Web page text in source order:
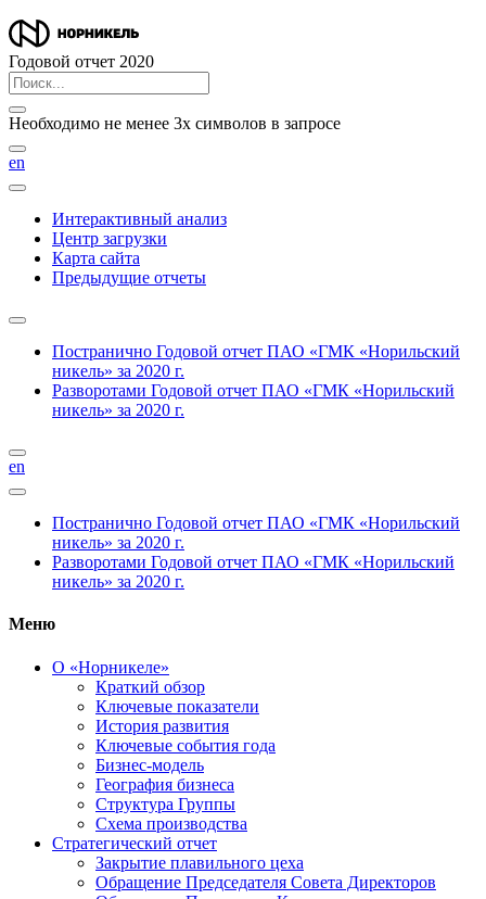
Годовой отчет 2020
Необходимо не менее 3х символов в запросе
en
Интерактивный анализ
Центр загрузки
Карта сайта
Предыдущие отчеты
Постранично Годовой отчет ПАО «ГМК «Норильский
никель» за 2020 г.
Разворотами Годовой отчет ПАО «ГМК «Норильский
никель» за 2020 г.
en
Постранично Годовой отчет ПАО «ГМК «Норильский
никель» за 2020 г.
Разворотами Годовой отчет ПАО «ГМК «Норильский
никель» за 2020 г.
Меню
О «Норникеле»
Краткий обзор
Ключевые показатели
История развития
Ключевые события года
Бизнес-модель
География бизнеса
Структура Группы
Схема производства
Стратегический отчет
Закрытие плавильного цеха
Обращение Председателя Совета Директоров